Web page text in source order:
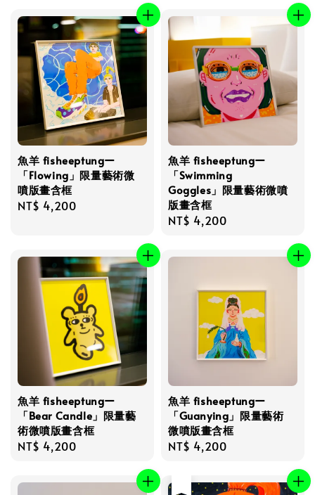
魚羊 fisheeptungー
「Flowing」限量藝術微
噴版畫含框
Regular
NT$ 4,200
魚羊 fisheeptungー
「Swimming
Goggles」限量藝術微噴
版畫含框
Regular
NT$ 4,200
魚羊 fisheeptungー
「Bear Candle」限量藝
術微噴版畫含框
Regular
NT$ 4,200
魚羊 fisheeptungー
「Guanying」限量藝術
微噴版畫含框
Regular
NT$ 4,200